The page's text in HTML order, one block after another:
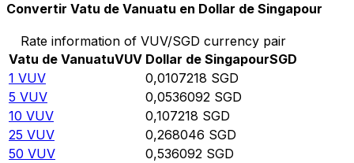
Convertir Vatu de Vanuatu en Dollar de Singapour
Rate information of VUV/SGD currency pair
Vatu de VanuatuVUV Dollar de SingapourSGD
1 VUV 0,0107218 SGD
5 VUV 0,0536092 SGD
10 VUV 0,107218 SGD
25 VUV 0,268046 SGD
50 VUV 0,536092 SGD